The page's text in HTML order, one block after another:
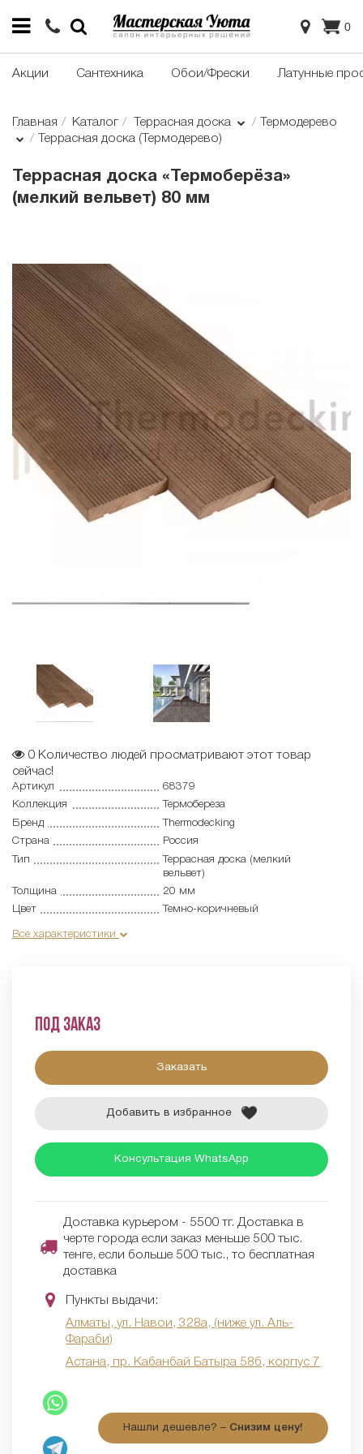
0
Акции Сантехника Обои/Фрески Латунные
Главная Каталог Террасная доска
Термодерево
Террасная доска (Термодерево)
Террасная доска «Термоберёза»
(мелкий вельвет) 80 мм
0 Количество людей просматривают этот товар
сейчас!
Артикул
68379
Коллекция
Термобереза
Бренд
Thermodecking
Страна
Россия
Тип
Террасная доска (мелкий
вельвет)
Толщина
20 мм
Цвет
Темно-коричневый
Все характеристики
Под заказ
Заказать
Добавить в избранное
Консультация WhatsApp
Доставка курьером - 5500 тг. Доставка в
черте города если заказ меньше 500 тыс.
тенге, если больше 500 тыс., то бесплатная
доставка
Пункты выдачи:
Алматы, ул. Навои, 328а, (ниже ул. Аль-
Фараби)
Астана, пр. Кабанбай Батыра 58б, корпус 7
Нашли дешевле? – Снизим цену!